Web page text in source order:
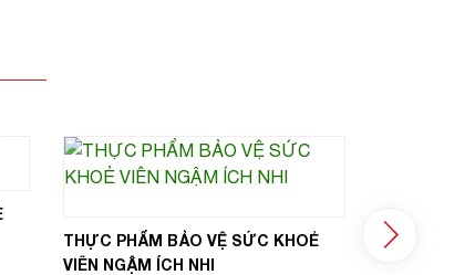
THỰC PHẨM BẢO VỆ SỨC KHOẺ
VIÊN NGẬM ÍCH NHI ‎‏‏‎ ‎‏‏‎ ‎‏‏‎ ‎ ‎‏‏‎ ‎‏‏‎ ‎‏‏‎ ‎‏‏‎ ‎‏‏‎ ‎‏‏‎ ‎‏‏‎ ‎ ‎‏‏‎ ‎‏‏‎ ‎‏‏‎ ‎‏‏‎ ‎‏‏‎ ‎‏‏‎ ‎‏‏‎ ‎‏‏‎ ‎‏‏‎ ‎‏‏‎ ‎‏‏‎ ‎‏‏‎ ‎‏‏‎ ‎‏‏‎ ‎ ‎‏‏‎ ‎‏‏‎
MỘC TRÊN